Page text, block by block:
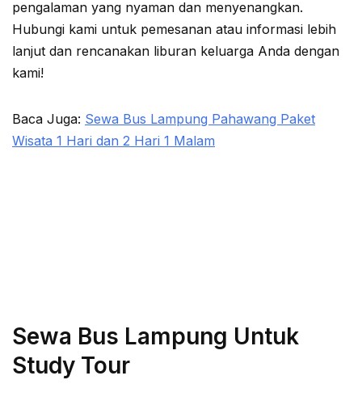
pengalaman yang nyaman dan menyenangkan.
Hubungi kami untuk pemesanan atau informasi lebih
lanjut dan rencanakan liburan keluarga Anda dengan
kami!
Baca Juga: Sewa Bus Lampung Pahawang Paket
Wisata 1 Hari dan 2 Hari 1 Malam
Sewa Bus Lampung Untuk
Study Tour